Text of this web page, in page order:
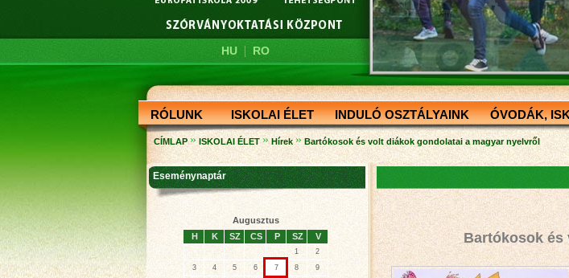
HU| RO
RÓLUNK ISKOLAI ÉLET INDULÓ OSZTÁLYAINK ÓVODÁK,
CÍMLAP » ISKOLAI ÉLET » Hírek » Bartókosok és volt diákok gondolatai a magyar nyelvről
Bartókosok és
Eseménynaptár
Augusztus
H
K SZ CS P SZ V
1
2
3
4 5 6 7 8
9